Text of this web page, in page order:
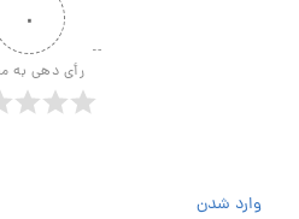
۰
رأی دهی به
وارد شدن